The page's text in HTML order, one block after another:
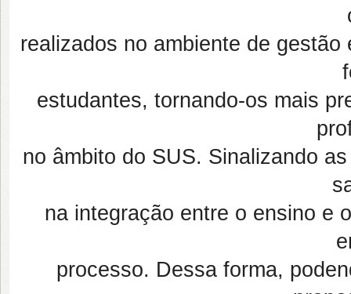
realizados no ambiente de
estudantes, tornando-os mais
no âmbito do SUS. Sinalizando
na integração entre o ensino e
processo. Dessa forma,